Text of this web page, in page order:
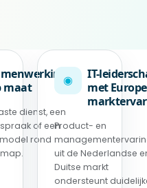
maat
dienst, een
of een
rond
◉
IT-
met
Product- en
uit de Nederlandse
Duitse markt
ondersteunt